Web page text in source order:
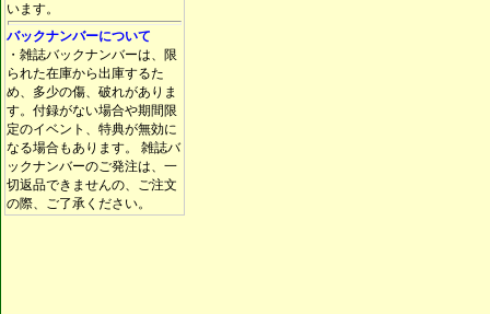
います。
バックナンバーについて
・雑誌バックナンバーは、限
られた在庫から出庫するた
め、多少の傷、破れがありま
す。付録がない場合や期間限
定のイベント、特典が無効に
なる場合もあります。 雑誌バ
ックナンバーのご発注は、一
切返品できませんの、ご注文
の際、ご了承ください。